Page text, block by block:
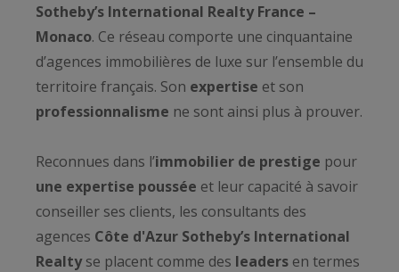
Sotheby’s International Realty France –
Monaco. Ce réseau comporte une cinquantaine
d’agences immobilières de luxe sur l’ensemble du
territoire français. Son expertise et son
professionnalisme ne sont ainsi plus à prouver.
Reconnues dans l’immobilier de prestige pour
une expertise poussée et leur capacité à savoir
conseiller ses clients, les consultants des
agences Côte d'Azur Sotheby’s International
Realtyse placent comme des leaders en termes